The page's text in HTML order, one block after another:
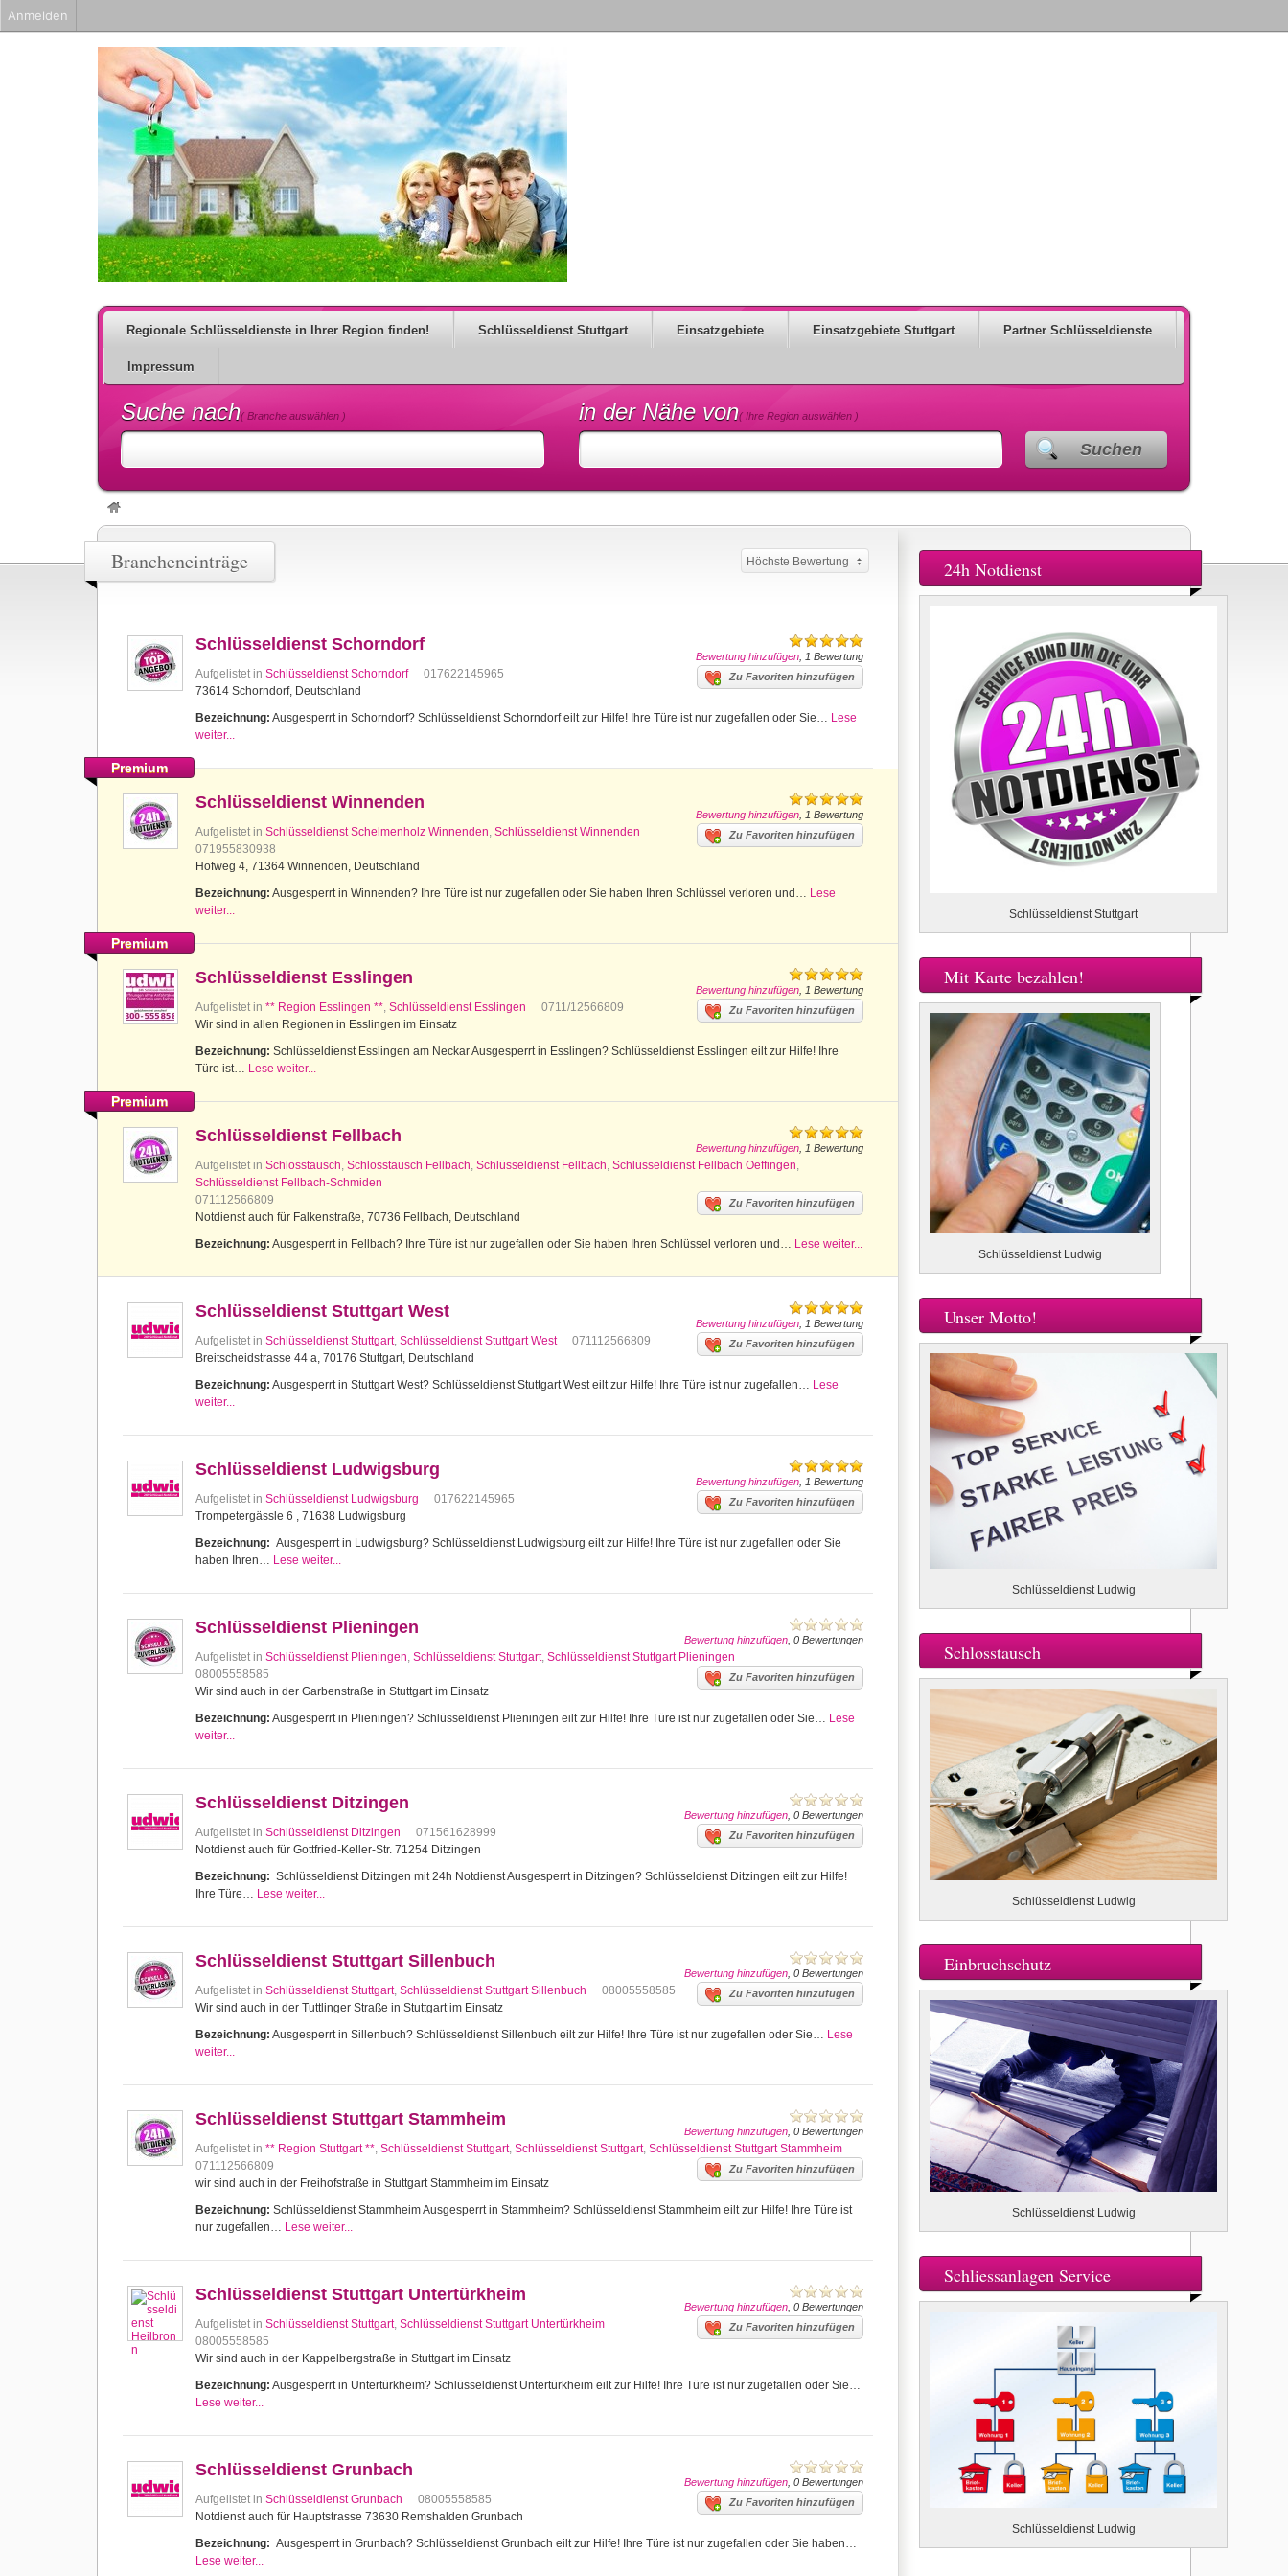
Regionale Schlüsseldienste in Ihrer Region finden! Schlüsseldienst Stuttgart Einsatzgebiete Einsatzgebiete Stuttgart Partner Schlüsseldienste
Impressum
Suche nach( Branche auswählen ) in der Nähe von( Ihre Region auswählen )
Suchen
Brancheneinträge Höchste Bewertung
Bewertung hinzufügen , 1 Bewertung
Schlüsseldienst Schorndorf
Aufgelistet in Schlüsseldienst Schorndorf Zu Favoriten hinzufügen
017622145965
73614 Schorndorf, Deutschland
Bezeichnung: Ausgesperrt in Schorndorf? Schlüsseldienst Schorndorf eilt zur Hilfe! Ihre Türe ist nur zugefallen oder Sie… Lese
weiter...
Premium
Bewertung hinzufügen , 1 Bewertung
Schlüsseldienst Winnenden
Aufgelistet in Schlüsseldienst Schelmenholz Winnenden, Schlüsseldienst Winnenden Zu Favoriten hinzufügen
071955830938
Hofweg 4, 71364 Winnenden, Deutschland
Bezeichnung: Ausgesperrt in Winnenden? Ihre Türe ist nur zugefallen oder Sie haben Ihren Schlüssel verloren und… Lese
weiter...
Premium
Bewertung hinzufügen , 1 Bewertung
Schlüsseldienst Esslingen
Aufgelistet in ** Region Esslingen **, Schlüsseldienst Esslingen Zu Favoriten hinzufügen
0711/12566809
Wir sind in allen Regionen in Esslingen im Einsatz
Bezeichnung: Schlüsseldienst Esslingen am Neckar Ausgesperrt in Esslingen? Schlüsseldienst Esslingen eilt zur Hilfe! Ihre
Türe ist… Lese weiter...
Premium
Bewertung hinzufügen , 1 Bewertung
Schlüsseldienst Fellbach
Aufgelistet in Schlosstausch, Schlosstausch Fellbach, Schlüsseldienst Fellbach, Schlüsseldienst Fellbach Oeffingen,
Schlüsseldienst Fellbach-Schmiden
Zu Favoriten hinzufügen
071112566809
Notdienst auch für Falkenstraße, 70736 Fellbach, Deutschland
Bezeichnung: Ausgesperrt in Fellbach? Ihre Türe ist nur zugefallen oder Sie haben Ihren Schlüssel verloren und… Lese weiter...
Bewertung hinzufügen , 1 Bewertung
Schlüsseldienst Stuttgart West
Aufgelistet in Schlüsseldienst Stuttgart, Schlüsseldienst Stuttgart West Zu Favoriten hinzufügen
071112566809
Breitscheidstrasse 44 a, 70176 Stuttgart, Deutschland
Bezeichnung: Ausgesperrt in Stuttgart West? Schlüsseldienst Stuttgart West eilt zur Hilfe! Ihre Türe ist nur zugefallen… Lese
weiter...
Bewertung hinzufügen , 1 Bewertung
Schlüsseldienst Ludwigsburg
Aufgelistet in Schlüsseldienst Ludwigsburg Zu Favoriten hinzufügen
017622145965
Trompetergässle 6 , 71638 Ludwigsburg
Bezeichnung: Ausgesperrt in Ludwigsburg? Schlüsseldienst Ludwigsburg eilt zur Hilfe! Ihre Türe ist nur zugefallen oder Sie
haben Ihren… Lese weiter...
Bewertung hinzufügen , 0 Bewertungen
Schlüsseldienst Plieningen
Aufgelistet in Schlüsseldienst Plieningen, Schlüsseldienst Stuttgart, Schlüsseldienst Stuttgart Plieningen
Zu Favoriten hinzufügen
08005558585
Wir sind auch in der Garbenstraße in Stuttgart im Einsatz
Bezeichnung: Ausgesperrt in Plieningen? Schlüsseldienst Plieningen eilt zur Hilfe! Ihre Türe ist nur zugefallen oder Sie… Lese
weiter...
Bewertung hinzufügen , 0 Bewertungen
Schlüsseldienst Ditzingen
Aufgelistet in Schlüsseldienst Ditzingen Zu Favoriten hinzufügen
071561628999
Notdienst auch für Gottfried-Keller-Str. 71254 Ditzingen
Bezeichnung: Schlüsseldienst Ditzingen mit 24h Notdienst Ausgesperrt in Ditzingen? Schlüsseldienst Ditzingen eilt zur Hilfe!
Ihre Türe… Lese weiter...
Bewertung hinzufügen , 0 Bewertungen
Schlüsseldienst Stuttgart Sillenbuch
Aufgelistet in Schlüsseldienst Stuttgart, Schlüsseldienst Stuttgart Sillenbuch Zu Favoriten hinzufügen
08005558585
Wir sind auch in der Tuttlinger Straße in Stuttgart im Einsatz
Bezeichnung: Ausgesperrt in Sillenbuch? Schlüsseldienst Sillenbuch eilt zur Hilfe! Ihre Türe ist nur zugefallen oder Sie… Lese
weiter...
Bewertung hinzufügen , 0 Bewertungen
Schlüsseldienst Stuttgart Stammheim
Aufgelistet in ** Region Stuttgart **, Schlüsseldienst Stuttgart, Schlüsseldienst Stuttgart, Schlüsseldienst Stuttgart Stammheim
Zu Favoriten hinzufügen
071112566809
wir sind auch in der Freihofstraße in Stuttgart Stammheim im Einsatz
Bezeichnung: Schlüsseldienst Stammheim Ausgesperrt in Stammheim? Schlüsseldienst Stammheim eilt zur Hilfe! Ihre Türe ist
nur zugefallen… Lese weiter...
Bewertung hinzufügen , 0 Bewertungen
Schlüsseldienst Stuttgart Untertürkheim
Aufgelistet in Schlüsseldienst Stuttgart, Schlüsseldienst Stuttgart Untertürkheim Zu Favoriten hinzufügen
08005558585
Wir sind auch in der Kappelbergstraße in Stuttgart im Einsatz
Bezeichnung: Ausgesperrt in Untertürkheim? Schlüsseldienst Untertürkheim eilt zur Hilfe! Ihre Türe ist nur zugefallen oder Sie…
Lese weiter...
Bewertung hinzufügen , 0 Bewertungen
Schlüsseldienst Grunbach
Aufgelistet in Schlüsseldienst Grunbach Zu Favoriten hinzufügen
08005558585
Notdienst auch für Hauptstrasse 73630 Remshalden Grunbach
Bezeichnung: Ausgesperrt in Grunbach? Schlüsseldienst Grunbach eilt zur Hilfe! Ihre Türe ist nur zugefallen oder Sie haben…
Lese weiter...
24h Notdienst
Schlüsseldienst Stuttgart
Mit Karte bezahlen!
Schlüsseldienst Ludwig
Unser Motto!
Schlüsseldienst Ludwig
Schlosstausch
Schlüsseldienst Ludwig
Einbruchschutz
Schlüsseldienst Ludwig
Schliessanlagen Service
Schlüsseldienst Ludwig
Anmelden